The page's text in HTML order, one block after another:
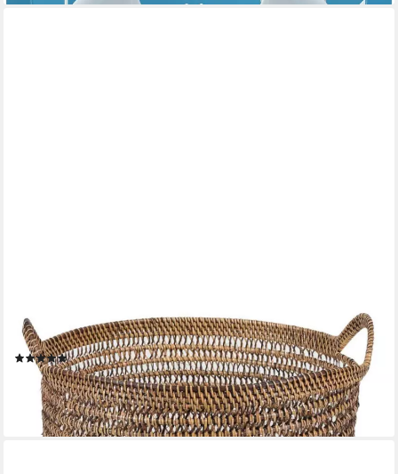
Casa Moro Flechtkorb Rattan Korb Eda Braun mit Henkel
(Allzweckkorb Pflanzkorb Blumenkorb Weidenkorb)
(1)
49,90 € UVP69,90 €
-29%
lieferbar - in 2-3 Werktagen bei dir